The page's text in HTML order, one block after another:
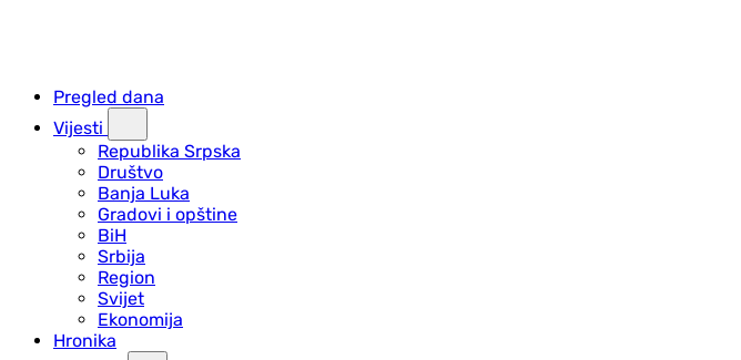
Pregled dana
Vijesti
Republika Srpska
Društvo
Banja Luka
Gradovi i opštine
BiH
Srbija
Region
Svijet
Ekonomija
Hronika